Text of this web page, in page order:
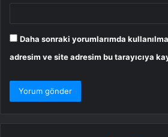
Daha sonraki yorumlarımda
adresim ve site adresim bu tarayıcıya